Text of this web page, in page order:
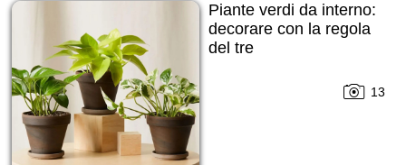
Piante verdi da interno:
decorare con la regola
del tre
13